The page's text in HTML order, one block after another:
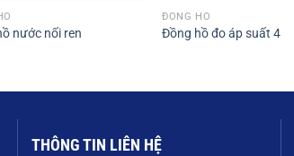
nước nối ren
ĐỒNG HỒ
Đồng hồ đo áp suất 4
THÔNG TIN LIÊN HỆ